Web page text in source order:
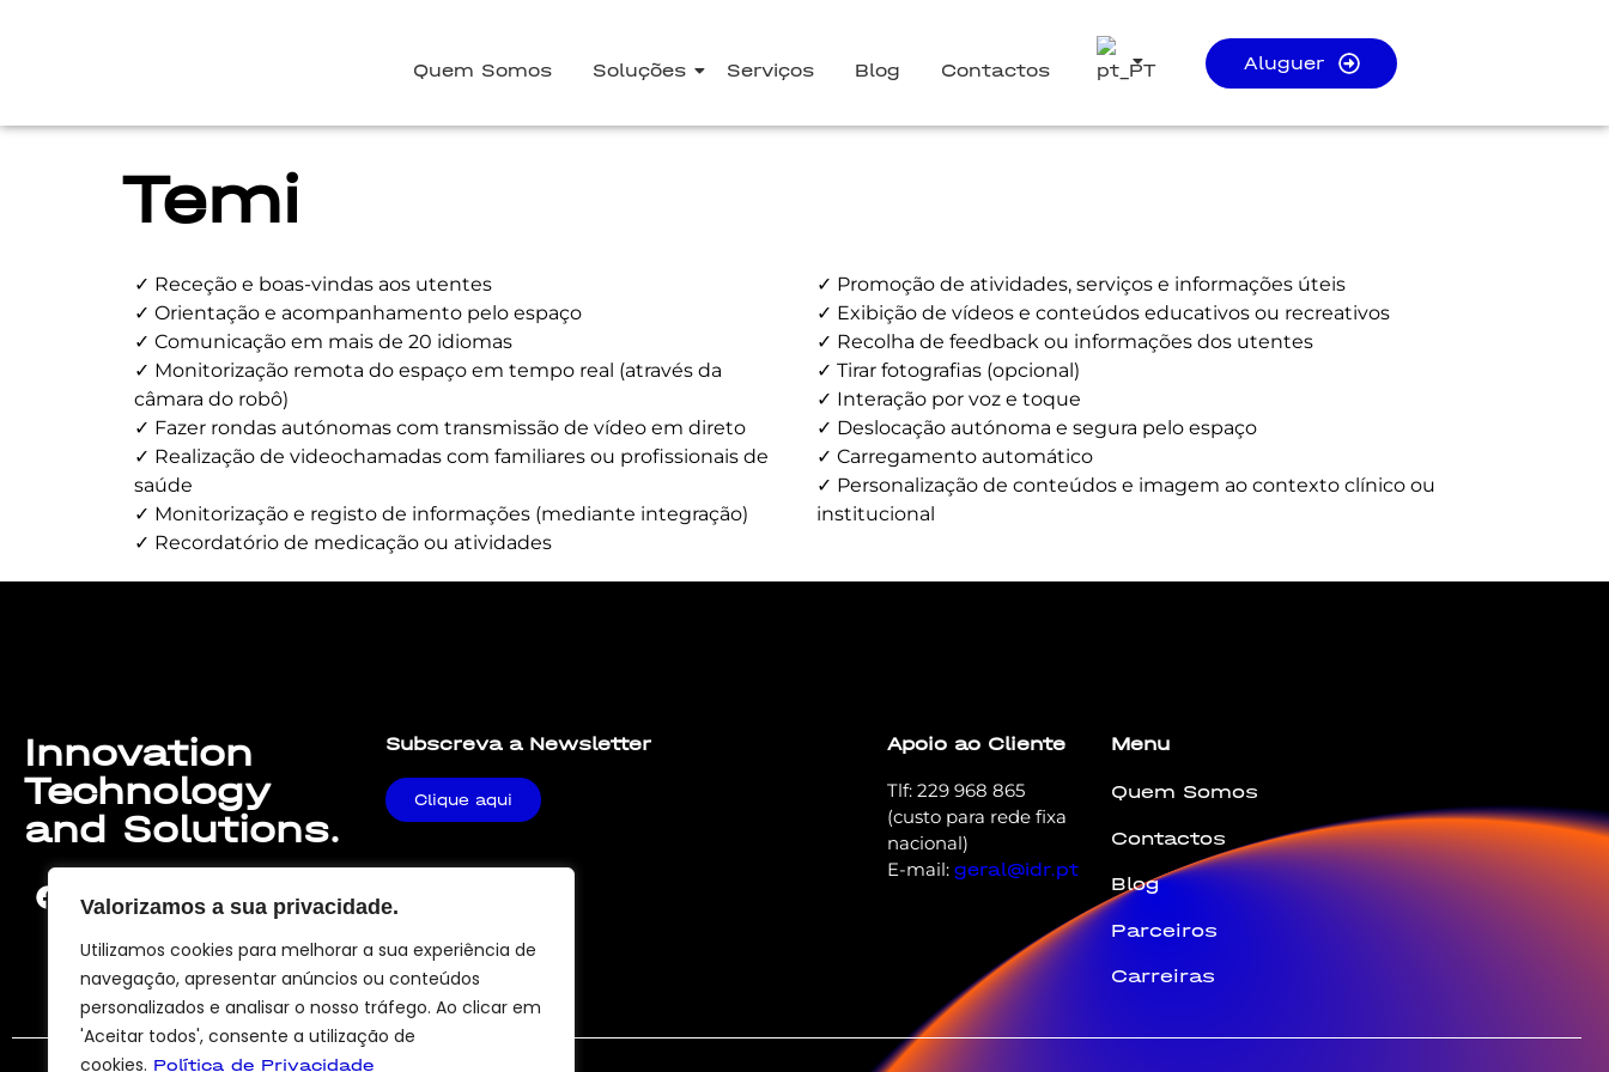
Valorizamos a sua privacidade.
Utilizamos cookies para melhorar a sua experiência de
navegação, apresentar anúncios ou conteúdos
personalizados e analisar o nosso tráfego. Ao clicar em
'Aceitar todos', consente a utilização de
cookies. Política de Privacidade
Quem Somos Soluções Serviços Blog Contactos Aluguer
Temi
✓ Receção e boas-vindas aos utentes
✓ Orientação e acompanhamento pelo espaço
✓ Comunicação em mais de 20 idiomas
✓ Monitorização remota do espaço em tempo real (através da
câmara do robô)
✓ Fazer rondas autónomas com transmissão de vídeo em direto
✓ Realização de videochamadas com familiares ou profissionais de
saúde
✓ Monitorização e registo de informações (mediante integração)
✓ Recordatório de medicação ou atividades
✓ Promoção de atividades, serviços e informações úteis
✓ Exibição de vídeos e conteúdos educativos ou recreativos
✓ Recolha de feedback ou informações dos utentes
✓ Tirar fotografias (opcional)
✓ Interação por voz e toque
✓ Deslocação autónoma e segura pelo espaço
✓ Carregamento automático
✓ Personalização de conteúdos e imagem ao contexto clínico ou
institucional
Innovation
Technology
and Solutions.
Subscreva a Newsletter
Clique aqui
Apoio ao Cliente
Tlf: 229 968 865
(custo para rede fixa
nacional)
E-mail:geral@idr.pt
Menu
Quem Somos
Contactos
Blog
Parceiros
Carreiras